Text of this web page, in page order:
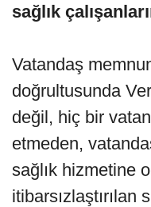
sağlık
Vatandaş
doğrultusunda
değil, hiç bir
etmeden,
sağlık hizmetine
itibarsızlaştırılan